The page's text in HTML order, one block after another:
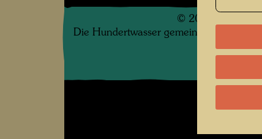
© 2026
Die Hundertwasser gemeinnützige